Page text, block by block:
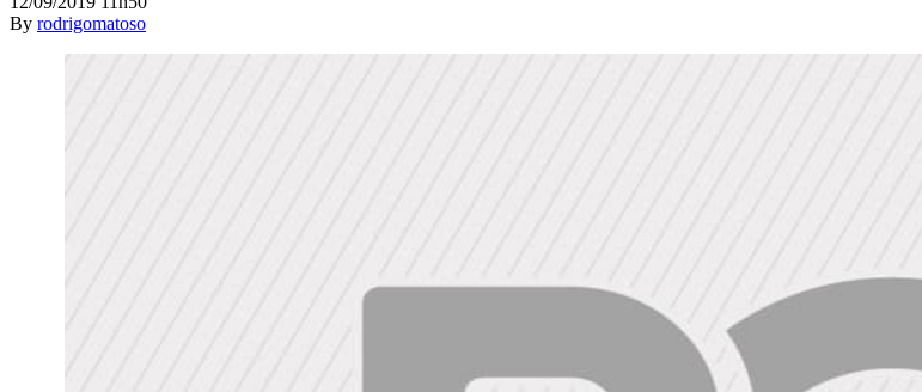
By rodrigomatoso